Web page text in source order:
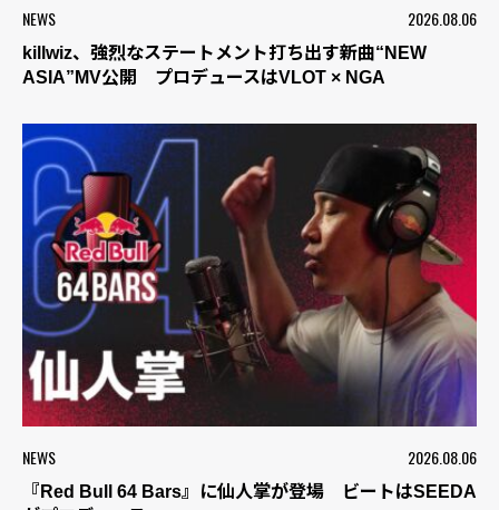
NEWS 2026.08.06
killwiz、強烈なステートメント打ち出す新曲“NEW
ASIA”MV公開 プロデュースはVLOT × NGA
NEWS 2026.08.06
『Red Bull 64 Bars』に仙人掌が登場 ビートはSEEDA